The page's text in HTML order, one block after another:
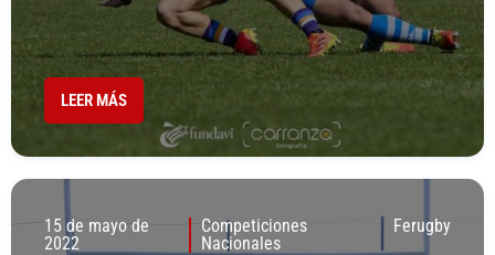
LEER MÁS
15 de mayo de
2022
Competiciones
Nacionales
Ferugby